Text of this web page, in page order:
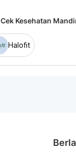
Cek Kesehatan
Halofit